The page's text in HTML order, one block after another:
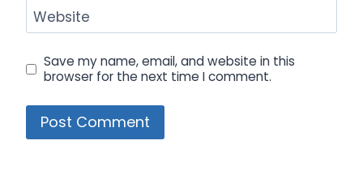
Website
Save my name, email, and website in this
browser for the next time I comment.